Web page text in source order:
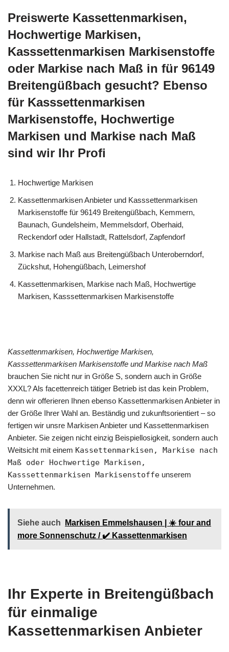
Preiswerte Kassettenmarkisen,
Hochwertige Markisen,
Kasssettenmarkisen Markisenstoffe
oder Markise nach Maß in für 96149
Breitengüßbach gesucht? Ebenso
für Kasssettenmarkisen
Markisenstoffe, Hochwertige
Markisen und Markise nach Maß
sind wir Ihr Profi
Hochwertige Markisen
Kassettenmarkisen Anbieter und Kasssettenmarkisen
Markisenstoffe für 96149 Breitengüßbach, Kemmern,
Baunach, Gundelsheim, Memmelsdorf, Oberhaid,
Reckendorf oder Hallstadt, Rattelsdorf, Zapfendorf
Markise nach Maß aus Breitengüßbach Unteroberndorf,
Zückshut, Hohengüßbach, Leimershof
Kassettenmarkisen, Markise nach Maß, Hochwertige
Markisen, Kasssettenmarkisen Markisenstoffe
Kassettenmarkisen, Hochwertige Markisen,
Kasssettenmarkisen Markisenstoffe und Markise nach Maß
brauchen Sie nicht nur in Größe S, sondern auch in Größe
XXXL? Als facettenreich tätiger Betrieb ist das kein Problem,
denn wir offerieren Ihnen ebenso Kassettenmarkisen Anbieter in
der Größe Ihrer Wahl an. Beständig und zukunftsorientiert – so
fertigen wir unsre Markisen Anbieter und Kassettenmarkisen
Anbieter. Sie zeigen nicht einzig Beispiellosigkeit, sondern auch
Weitsicht mit einem Kassettenmarkisen, Markise nach
Maß oder Hochwertige Markisen,
Kasssettenmarkisen Markisenstoffe unserem
Unternehmen.
Siehe auch
Markisen Emmelshausen | ☀️ four and
more Sonnenschutz / ✔️ Kassettenmarkisen
Ihr Experte in Breitengüßbach
für einmalige
Kassettenmarkisen Anbieter